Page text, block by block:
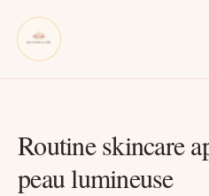
Routine skincare
peau lumineuse